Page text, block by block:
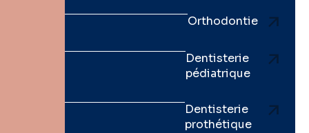
Orthodontie
Dentisterie
pédiatrique
Dentisterie
prothétique